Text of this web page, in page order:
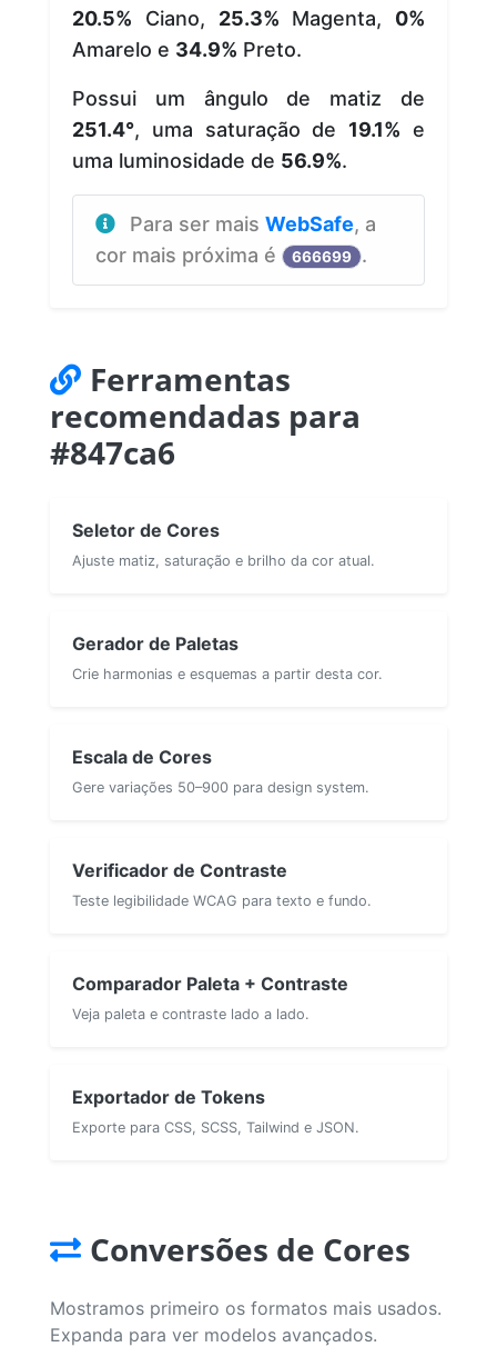
20.5% Ciano, 25.3% Magenta, 0%
Amarelo e 34.9% Preto.
Possui um ângulo de matiz de
251.4°, uma saturação de 19.1% e
uma luminosidade de 56.9%.
Para ser mais WebSafe, a
cor mais próxima é
666699 .
Ferramentas
recomendadas para
#847ca6
Seletor de Cores
Ajuste matiz, saturação e brilho da cor atual.
Gerador de Paletas
Crie harmonias e esquemas a partir desta cor.
Escala de Cores
Gere variações 50–900 para design system.
Verificador de Contraste
Teste legibilidade WCAG para texto e fundo.
Comparador Paleta + Contraste
Veja paleta e contraste lado a lado.
Exportador de Tokens
Exporte para CSS, SCSS, Tailwind e JSON.
Conversões de Cores
Mostramos primeiro os formatos mais usados.
Expanda para ver modelos avançados.